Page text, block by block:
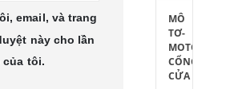
email, và trang
này cho lần
của tôi.
MÔ
TƠ-
MOTOR
CỔNG
CỬA